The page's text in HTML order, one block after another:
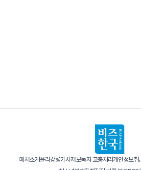
매체소개윤리강령기사제보독자 고충처리 개인정보취